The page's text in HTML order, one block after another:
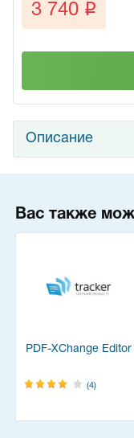
3 740 q
Описание
Вас также
PDF-XChange Editor
(4)